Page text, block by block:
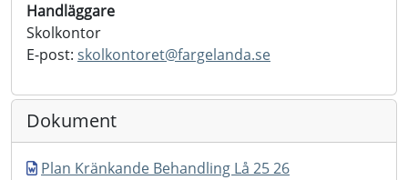
Handläggare
Skolkontor
E-post: skolkontoret@fargelanda.se
Dokument
Plan Kränkande Behandling Lå 25 26